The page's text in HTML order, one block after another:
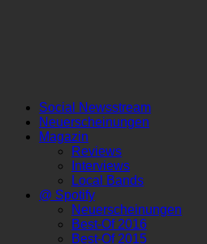
Social Newsstream
Neuerscheinungen
Magazin
Reviews
Interviews
Local Bands
@ Spotify
Neuerscheinungen
Best-Of 2016
Best-Of 2015